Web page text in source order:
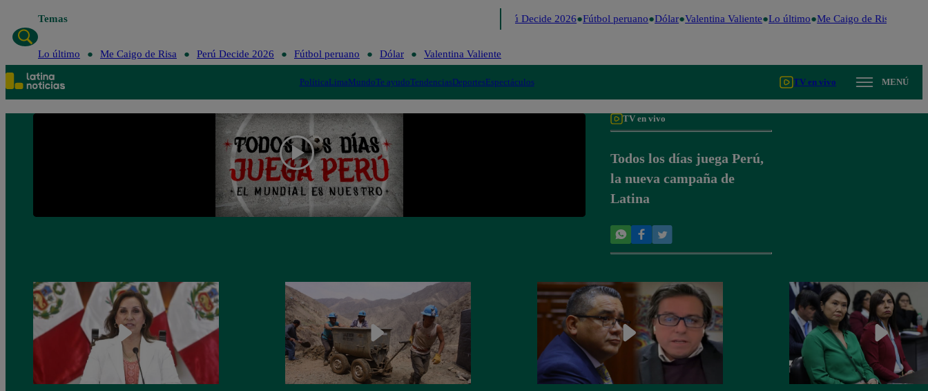
Temas Perú Decide 2026 Fútbol peruano Dólar Valentina Valiente Lo último Me Caigo de Risa
Lo último Me Caigo de Risa Perú Decide 2026 Fútbol peruano Dólar Valentina Valiente
PolíticaLimaMundoTe ayudoTendenciasDeportesEspectáculos TV en vivo MENÚ
TV en vivo
Todos los días juega Perú,
la nueva campaña de
Latina